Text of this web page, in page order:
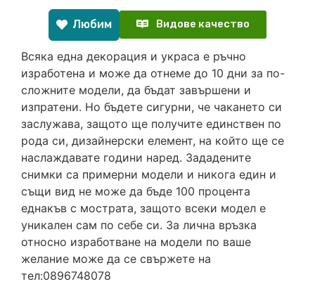
Любим Видове качество
Всяка една декорация и украса е ръчно
изработена и може да отнеме до 10 дни за по-
сложните модели, да бъдат завършени и
изпратени. Но бъдете сигурни, че чакането си
заслужава, защото ще получите единствен по
рода си, дизайнерски елемент, на който ще се
наслаждавате години наред. Зададените
снимки са примерни модели и никога един и
същи вид не може да бъде 100 процента
еднакъв с мострата, защото всеки модел е
уникален сам по себе си. За лична връзка
относно изработване на модели по ваше
желание може да се свържете на
тел:0896748078